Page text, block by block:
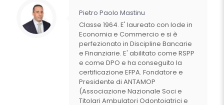
Pietro Paolo Mastinu
Classe 1964. E' laureato con lode in
Economia e Commercio e si è
perfezionato in Discipline Bancarie
e Finanziarie. E' abilitato come RSPP
e come DPO e ha conseguito la
certificazione EFPA. Fondatore e
Presidente di ANTAMOP
(Associazione Nazionale Soci e
Titolari Ambulatori Odontoiatrici e